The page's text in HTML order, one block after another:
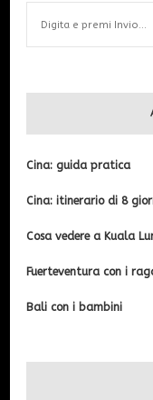
qualcosa?
Cina: guida pratica
Cina: itinerario di 8
Cosa vedere a Kuala
Fuerteventura con i
Bali con i bambini